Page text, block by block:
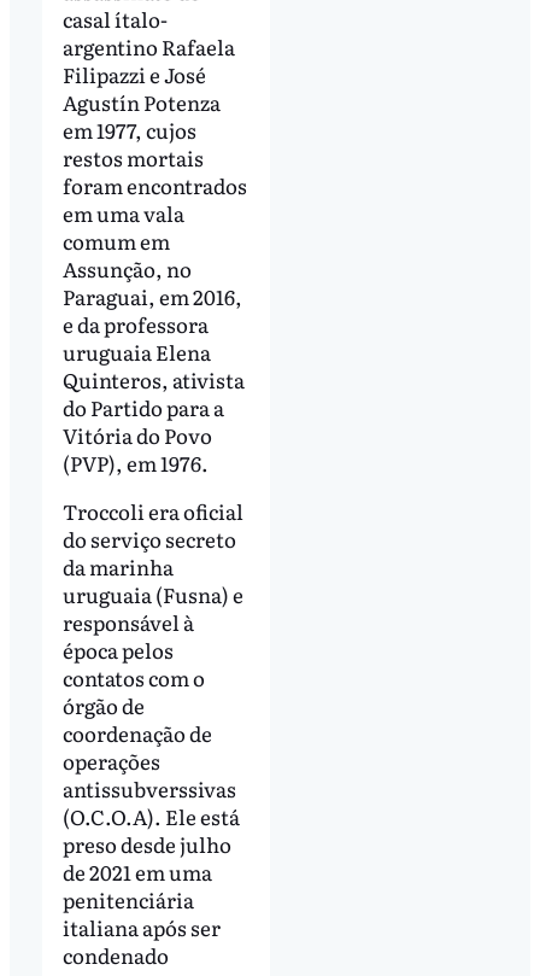
casal ítalo-
argentino Rafaela
Filipazzi e José
Agustín Potenza
em 1977, cujos
restos mortais
foram encontrados
em uma vala
comum em
Assunção, no
Paraguai, em 2016,
e da professora
uruguaia Elena
Quinteros, ativista
do Partido para a
Vitória do Povo
(PVP), em 1976.
Troccoli era oficial
do serviço secreto
da marinha
uruguaia (Fusna) e
responsável à
época pelos
contatos com o
órgão de
coordenação de
operações
antissubverssivas
(O.C.O.A). Ele está
preso desde julho
de 2021 em uma
penitenciária
italiana após ser
condenado